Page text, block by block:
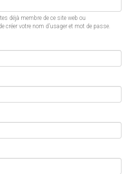
déjà membre de ce site web ou
créer votre nom d’usager et mot de passe.